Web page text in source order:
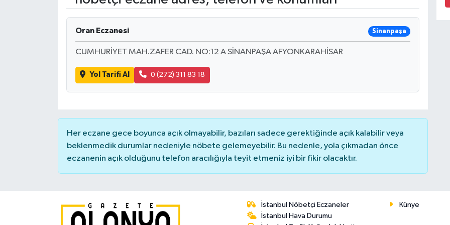
Oran Eczanesi Sinanpaşa
CUMHURİYET MAH.ZAFER CAD. NO:12 A SİNANPAŞA AFYONKARAHİSAR
Yol Tarifi Al 0 (272) 311 83 18
Her eczane gece boyunca açık olmayabilir, bazıları sadece gerektiğinde açık kalabilir veya
beklenmedik durumlar nedeniyle nöbete gelemeyebilir. Bu nedenle, yola çıkmadan önce
eczanenin açık olduğunu telefon aracılığıyla teyit etmeniz iyi bir fikir olacaktır.
İstanbul Nöbetçi Eczaneler
İstanbul Hava Durumu
Künye